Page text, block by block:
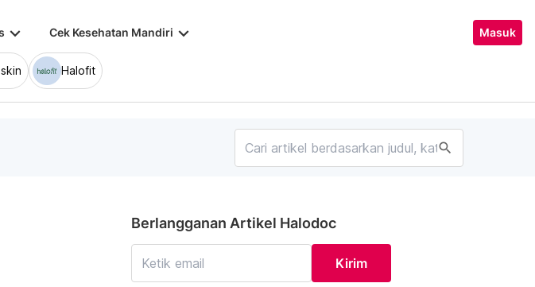
keyboard_arrow_down Cek Kesehatan Mandiri keyboard_arrow_down Masuk
Halofit
search
Berlangganan Artikel Halodoc
Kirim